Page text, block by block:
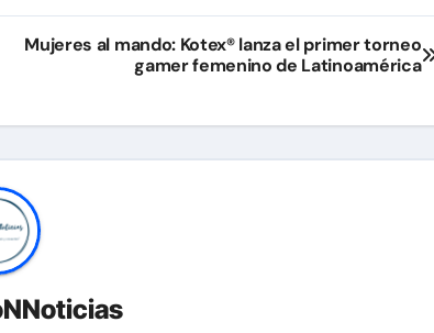
Mujeres al mando: Kotex® lanza el primer torneo
gamer femenino de Latinoamérica